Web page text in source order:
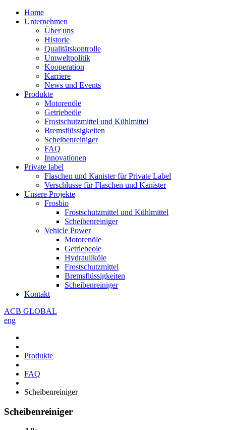
Home
Unternehmen
Über uns
Historie
Qualitätskontrolle
Umweltpolitik
Kooperation
Karriere
News und Events
Produkte
Motorenöle
Getriebeöle
Frostschutzmittel und Kühlmittel
Bremsflüssigkeiten
Scheibenreiniger
FAQ
Innovationen
Private label
Flaschen und Kanister für Private Label
Verschlusse für Flaschen und Kanister
Unsere Projekte
Frosbio
Frostschutzmittel und Kühlmittel
Scheibenreiniger
Vehicle Power
Motorenöle
Getriebeole
Hydrauliköle
Frostschutzmittel
Bremsflüssigkeiten
Scheibenreiniger
Kontakt
ACB GLOBAL
eng
Produkte
FAQ
Scheibenreiniger
Scheibenreiniger